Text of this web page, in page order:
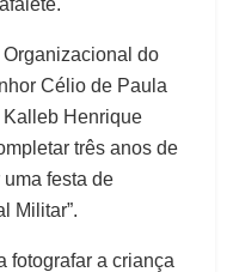
do
Célio de Paula
Kalleb Henrique
três anos de
festa de
Militar”.
fotografar a criança